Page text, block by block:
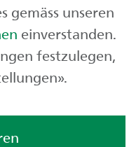
gemäss unseren
einverstanden.
festzulegen,